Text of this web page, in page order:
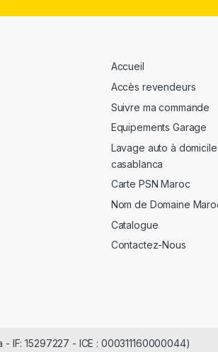
Accueil
Accès revendeurs
Suivre ma commande
Equipements Garage
Lavage auto à domicile
casablanca
Carte PSN Maroc
Nom de Domaine
Catalogue
Contactez-Nous
IF: 15297227 - ICE : 000311160000044)